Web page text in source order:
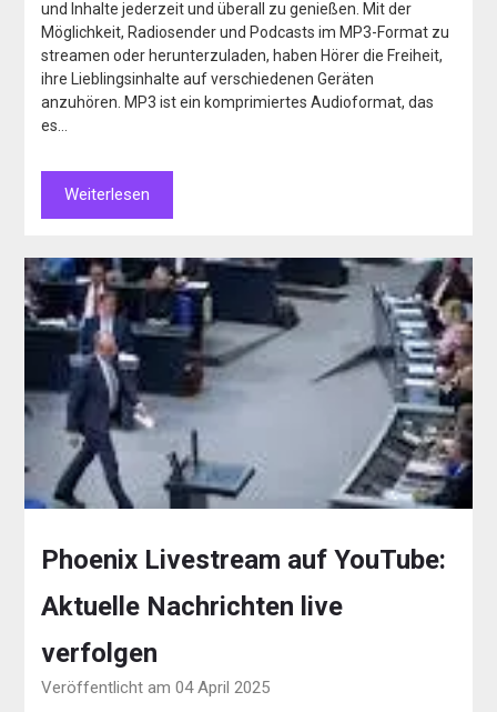
und Inhalte jederzeit und überall zu genießen. Mit der
Möglichkeit, Radiosender und Podcasts im MP3-Format zu
streamen oder herunterzuladen, haben Hörer die Freiheit,
ihre Lieblingsinhalte auf verschiedenen Geräten
anzuhören. MP3 ist ein komprimiertes Audioformat, das
es…
Weiterlesen
Phoenix Livestream auf YouTube:
Aktuelle Nachrichten live
verfolgen
Veröffentlicht am 04 April 2025